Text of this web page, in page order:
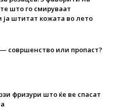
што го смируваат
ја штитат кожата во лето
совршенство или пропаст?
фризури што ќе ве спасат